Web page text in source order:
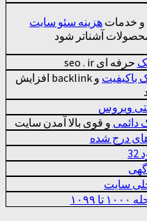
و خدمات هزینه سئو سایت
آشنا‌تر شود
حرفه ای seo . ir
باکیفیت
و backlink افزایش
ویروس
دائمی و قوی بالا آمدن سایت
درج شده
سایت